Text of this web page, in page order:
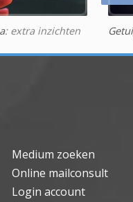
: extra inzichten
Medium zoeken
Online mailconsult
Login account